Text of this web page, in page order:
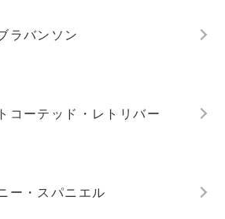
ラバンソン
コーテッド・レトリバー
ー・スパニエル